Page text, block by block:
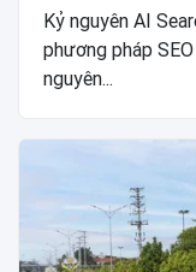
Kỷ nguyên AI
phương pháp
nguyên...